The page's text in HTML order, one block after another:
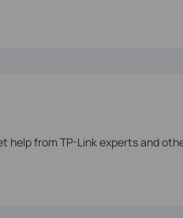
from TP-Link experts and